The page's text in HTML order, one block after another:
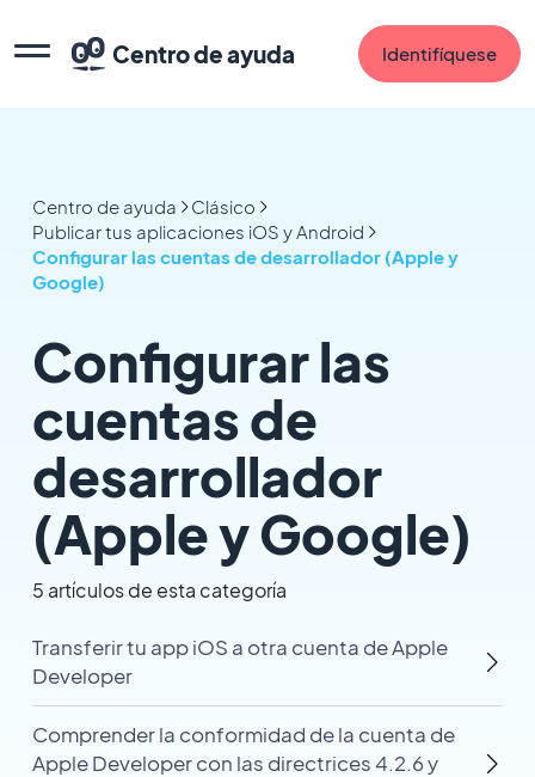
Centro de ayuda Identifíquese
Centro de ayuda
Clásico
Publicar tus aplicaciones iOS y Android
Configurar las cuentas de desarrollador (Apple y
Google)
Configurar las
cuentas de
desarrollador
(Apple y Google)
5 artículos de esta categoría
Transferir tu app iOS a otra cuenta de Apple
Developer
Comprender la conformidad de la cuenta de
Apple Developer con las directrices 4.2.6 y